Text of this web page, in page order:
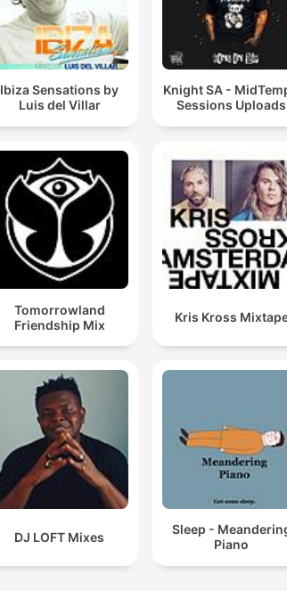
Ibiza Sensations by
Luis del Villar
Knight SA -
Sessions Uploads
Tomorrowland
Friendship Mix
Kris Kross
DJ LOFT Mixes
Sleep -
Piano